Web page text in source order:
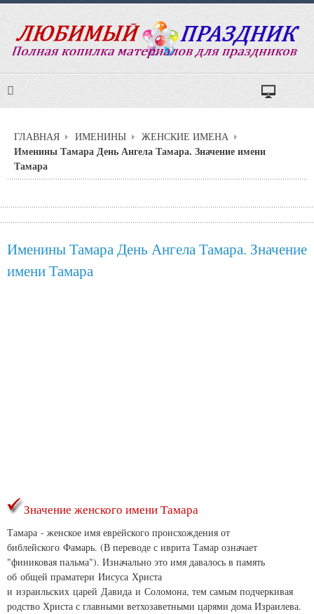
ГЛАВНАЯ ИМЕНИНЫ ЖЕНСКИЕ ИМЕНА
Именины Тамара День Ангела Тамара. Значение имени
Тамара
Именины Тамара День Ангела Тамара. Значение
имени Тамара
Значение женского имени Тамара
Тамара - женское имя еврейского происхождения от
библейского Фамарь. (В переводе с иврита Тамар означает
"финиковая пальма"). Изначально это имя давалось в память
об общей праматери Иисуса Христа
и израильских царей Давида и Соломона, тем самым подчеркивая
родство Христа с главными ветхозаветными царями дома Израилева.